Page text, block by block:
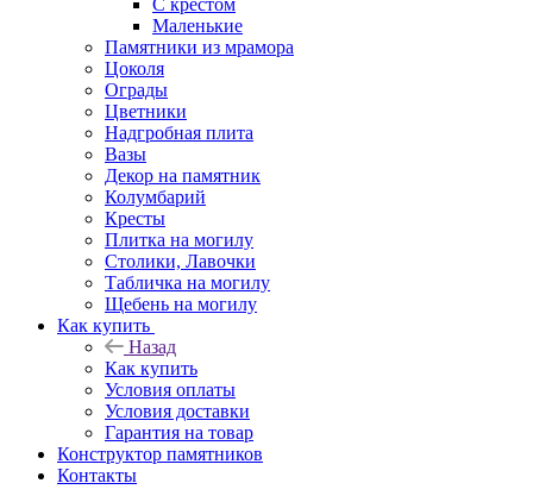
С крестом
Маленькие
Памятники из мрамора
Цоколя
Ограды
Цветники
Надгробная плита
Вазы
Декор на памятник
Колумбарий
Кресты
Плитка на могилу
Столики, Лавочки
Табличка на могилу
Щебень на могилу
Как купить
Назад
Как купить
Условия оплаты
Условия доставки
Гарантия на товар
Конструктор памятников
Контакты